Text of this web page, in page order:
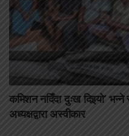
कमिशन नदिँदा दुःख दिइयो’
अध्यक्षद्वारा अस्वीकार